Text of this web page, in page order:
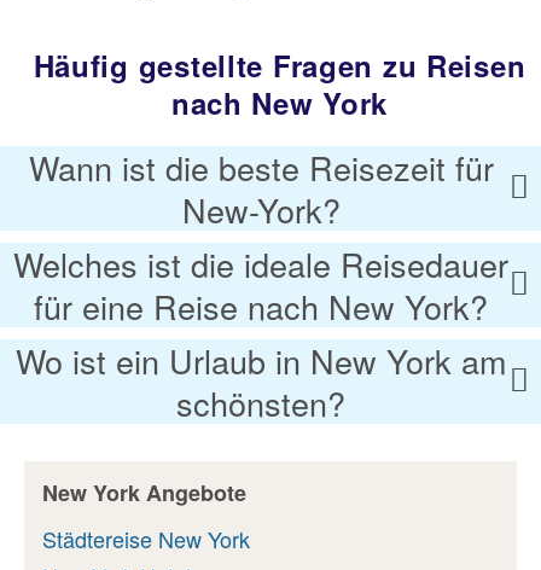
Häufig gestellte Fragen zu Reisen
nach New York
Wann ist die beste Reisezeit für
New-York?
Welches ist die ideale Reisedauer
für eine Reise nach New York?
Wo ist ein Urlaub in New York am
schönsten?
New York Angebote
Städtereise New York